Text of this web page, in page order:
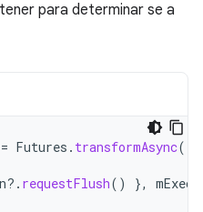
para determinar se a
= Futures . transformAsync(
?. requestFlush() },